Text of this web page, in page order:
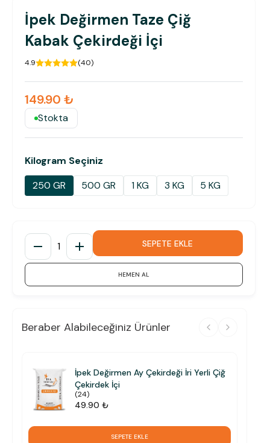
İpek Değirmen Taze Çiğ
Kabak Çekirdeği İçi
4.9 (40)
149.90 ₺
Stokta
Kilogram Seçiniz
250 GR
500 GR 1 KG 3 KG 5 KG
1 SEPETE EKLE
HEMEN AL
Beraber Alabileceğiniz Ürünler
İpek Değirmen Ay Çekirdeği İri Yerli Çiğ
Çekirdek İçi
(24)
49.90 ₺
SEPETE EKLE